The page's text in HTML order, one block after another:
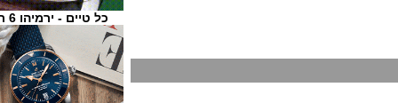
כל טיים - ירמיהו 6 ת"א